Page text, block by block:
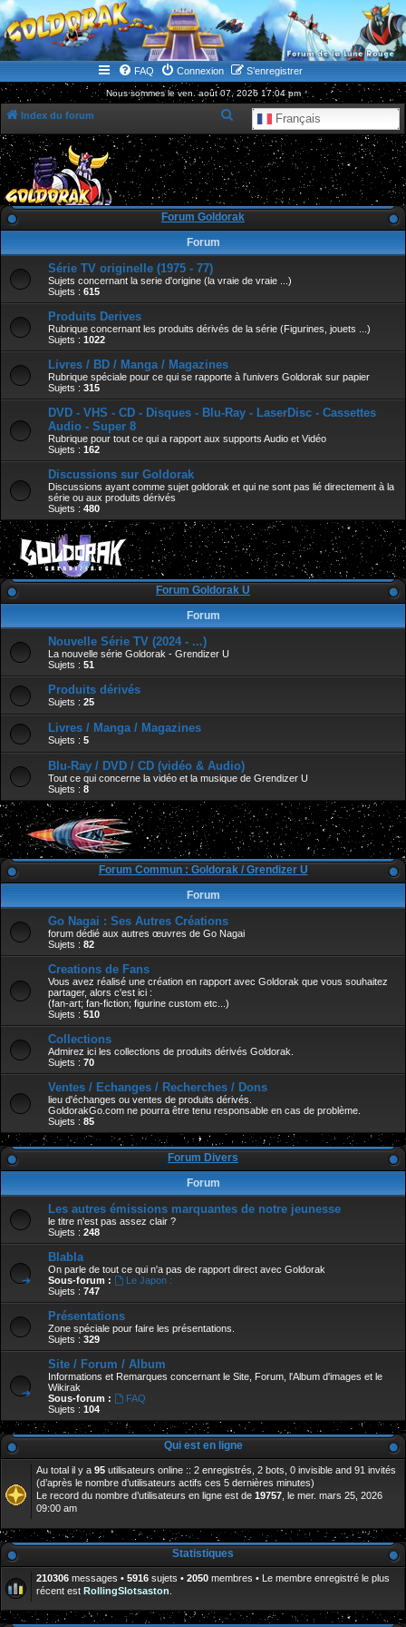
WWW.GOLDORAKGO.COM
le site de la Lune Rouge
FAQ Connexion S’enregistrer
Nous sommes le ven. août 07, 2026 17:04 pm
Index du forum Français
e
c
h
r
Forum Goldorak
Forum
Série TV originelle (1975 - 77)
Sujets concernant la serie d'origine (la vraie de vraie ...)
Sujets : 615
Produits Derives
Rubrique concernant les produits dérivés de la série (Figurines, jouets ...)
Sujets : 1022
Livres / BD / Manga / Magazines
Rubrique spéciale pour ce qui se rapporte à l'univers Goldorak sur papier
Sujets : 315
DVD - VHS - CD - Disques - Blu-Ray - LaserDisc - Cassettes
Audio - Super 8
Rubrique pour tout ce qui a rapport aux supports Audio et Vidéo
Sujets : 162
Discussions sur Goldorak
Discussions ayant comme sujet goldorak et qui ne sont pas lié directement à la
série ou aux produits dérivés
Sujets : 480
Forum Goldorak U
Forum
Nouvelle Série TV (2024 - ...)
La nouvelle série Goldorak - Grendizer U
Sujets : 51
Produits dérivés
Sujets : 25
Livres / Manga / Magazines
Sujets : 5
Blu-Ray / DVD / CD (vidéo & Audio)
Tout ce qui concerne la vidéo et la musique de Grendizer U
Sujets : 8
Forum Commun : Goldorak / Grendizer U
Forum
Go Nagai : Ses Autres Créations
forum dédié aux autres œuvres de Go Nagai
Sujets : 82
Creations de Fans
Vous avez réalisé une création en rapport avec Goldorak que vous souhaitez
partager, alors c'est ici :
(fan-art; fan-fiction; figurine custom etc...)
Sujets : 510
Collections
Admirez ici les collections de produits dérivés Goldorak.
Sujets : 70
Ventes / Echanges / Recherches / Dons
lieu d'échanges ou ventes de produits dérivés.
GoldorakGo.com ne pourra être tenu responsable en cas de problème.
Sujets : 85
Forum Divers
Forum
Les autres émissions marquantes de notre jeunesse
le titre n'est pas assez clair ?
Sujets : 248
Blabla
On parle de tout ce qui n'a pas de rapport direct avec Goldorak
Sous-forum :
Le Japon :
Sujets : 747
Présentations
Zone spéciale pour faire les présentations.
Sujets : 329
Site / Forum / Album
Informations et Remarques concernant le Site, Forum, l'Album d'images et le
Wikirak
Sous-forum :
FAQ
Sujets : 104
Qui est en ligne
Au total il y a 95 utilisateurs online :: 2 enregistrés, 2 bots, 0 invisible and 91 invités
(d’après le nombre d’utilisateurs actifs ces 5 dernières minutes)
Le record du nombre d’utilisateurs en ligne est de 19757 , le mer. mars 25, 2026
09:00 am
Statistiques
210306 messages • 5916 sujets • 2050 membres • Le membre enregistré le plus
récent est RollingSlotsaston